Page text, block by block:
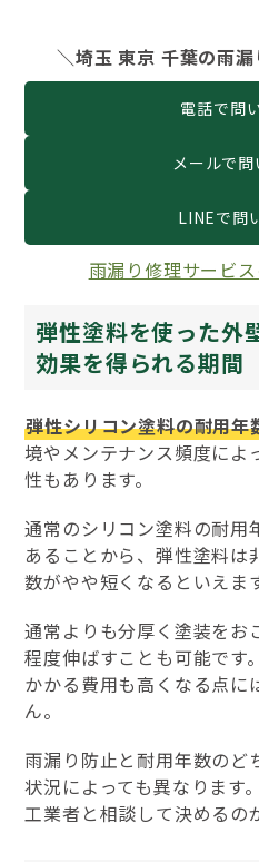
＼埼玉 東京 千葉の雨
電話で問
メールで
LINEで問
雨漏り修理サービ
弾性塗料を使った外
効果を得られる期間
弾性シリコン塗料の耐用年
境やメンテナンス頻度によ
性もあります。
通常のシリコン塗料の耐用
あることから、弾性塗料は
数がやや短くなるといえま
通常よりも分厚く塗装をお
程度伸ばすことも可能です
かかる費用も高くなる点に
ん。
雨漏り防止と耐用年数のど
状況によっても異なります
工業者と相談して決めるの